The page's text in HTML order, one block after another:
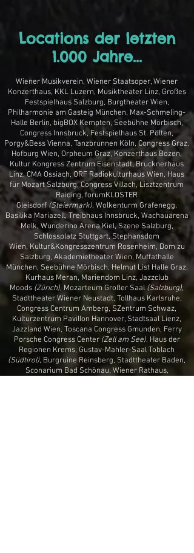
Locations der letzten
1.000 Jahre...
Wiener Musikverein, Wiener Staatsoper, Wiener
Konzerthaus, KKL Luzern, Musiktheater Linz, Großes
Festspielhaus Salzburg, Burgtheater Wien,
Philharmonie am Gasteig München, Max-Schmeling-
Halle Berlin, bigBOX Kempten, Seebühne Mörbisch,
Congress Innsbruck, Festspielhaus St. Pölten,
Porgy&Bess Vienna, Tanzbrunnen Köln, Congress Graz,
Hofburg Wien, Orpheum Graz, Konzerthaus Bozen,
Kultur Kongress Zentrum Eisenstadt,Brucknerhaus
Linz, CMA Ossiach, ORF Radiokulturhaus Wien, Haus
für Mozart Salzburg, Congress Villach, Lisztzentrum
Raiding, forumKLOSTER
Gleisdorf(Steiermark), Wolkenturm Grafenegg,
Basilika Mariazell, Treibhaus Innsbruck, Wachauarena
Melk, Wunderino Arena Kiel,Szene Salzburg,
Schlossplatz Stuttgart,Stephansdom
Wien, Kultur&Kongresszentrum Rosenheim, Dom zu
Salzburg, Akademietheater Wien, Muffathalle
München, Seebühne Mörbisch, Helmut List Halle Graz,
Kurhaus Meran, Mariendom Linz, Jazzclub
Moods (Zürich), Mozarteum Großer Saal(Salzburg),
Stadttheater Wiener Neustadt, Tollhaus Karlsruhe,
Congress Centrum Amberg, SZentrum Schwaz,
Kulturzentrum Pavillon Hannover, Stadtsaal Lienz,
Jazzland Wien, Toscana Congress Gmunden, Ferry
Porsche Congress Center (Zell am See), Haus der
Regionen Krems, Gustav-Mahler-Saal Toblach
(Südtirol), Burgruine Reinsberg, Stadttheater Baden,
Sconarium Bad Schönau, Wiener Rathaus,